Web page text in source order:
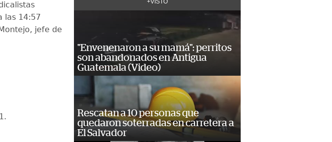
las 14:57
jefe de
+VISTO
"Envenenaron a su mamá": perritos
son abandonados en Antigua
Guatemala (Video)
Rescatan a 10 personas que
quedaron soterradas en carretera a
El Salvador